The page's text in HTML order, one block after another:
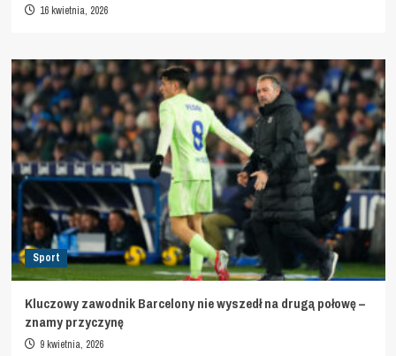
16 kwietnia, 2026
Sport
Kluczowy zawodnik Barcelony nie wyszedł na drugą połowę –
znamy przyczynę
9 kwietnia, 2026